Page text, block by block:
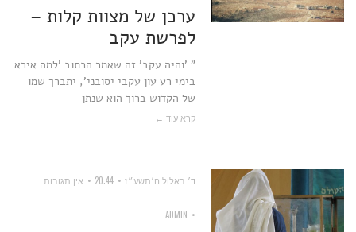
ערכן של מצוות קלות –
לפרשת עקב
" 'והיה עקב' זה שאמר הכתוב 'למה אירא
בימי רע עון עקבי יסובני', יתברך שמו
של הקדוש ברוך הוא שנתן
קרא עוד ←
ד׳ באלול ה׳תשע״ז 20:44 אין תגובות
ADMIN